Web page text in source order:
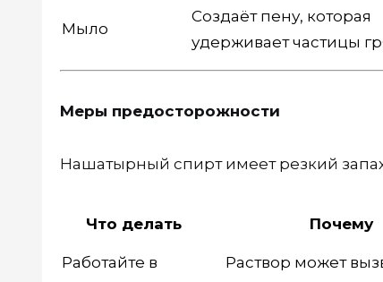
Мыло
Создаёт пену, которая
удерживает частицы
Меры предосторожности
Нашатырный спирт имеет резкий
Что делать Почему
Работайте в
Раствор может